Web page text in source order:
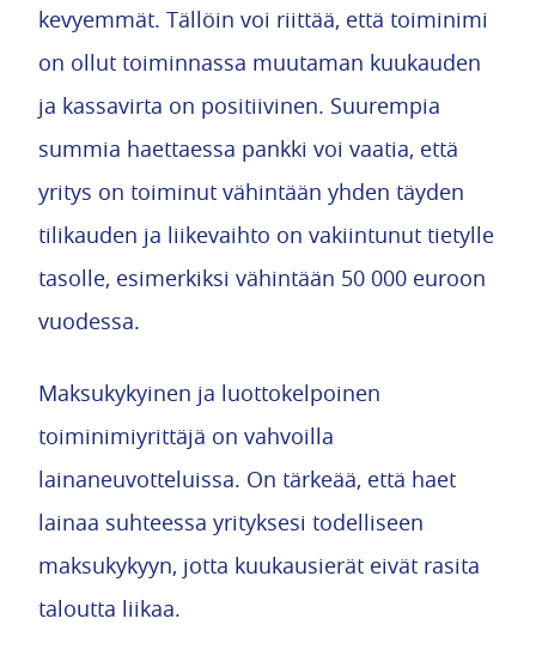
kevyemmät. Tällöin voi riittää, että toiminimi
on ollut toiminnassa muutaman kuukauden
ja kassavirta on positiivinen. Suurempia
summia haettaessa pankki voi vaatia, että
yritys on toiminut vähintään yhden täyden
tilikauden ja liikevaihto on vakiintunut tietylle
tasolle, esimerkiksi vähintään 50 000 euroon
vuodessa.
Maksukykyinen ja luottokelpoinen
toiminimiyrittäjä on vahvoilla
lainaneuvotteluissa. On tärkeää, että haet
lainaa suhteessa yrityksesi todelliseen
maksukykyyn, jotta kuukausierät eivät rasita
taloutta liikaa.